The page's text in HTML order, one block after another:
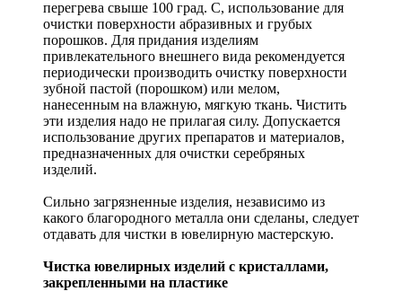
перегрева свыше 100 град. С, использование для
очистки поверхности абразивных и грубых
порошков. Для придания изделиям
привлекательного внешнего вида рекомендуется
периодически производить очистку поверхности
зубной пастой (порошком) или мелом,
нанесенным на влажную, мягкую ткань. Чистить
эти изделия надо не прилагая силу. Допускается
использование других препаратов и материалов,
предназначенных для очистки серебряных
изделий.
Сильно загрязненные изделия, независимо из
какого благородного металла они сделаны, следует
отдавать для чистки в ювелирную мастерскую.
Чистка ювелирных изделий с кристаллами,
закрепленными на пластике